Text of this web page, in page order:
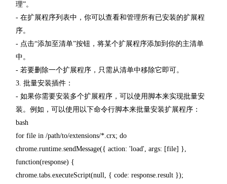
理”。
- 在扩展程序列表中，你可以查看和管理所有已安装的扩展程
序。
- 点击“添加至清单”按钮，将某个扩展程序添加到你的主清单
中。
- 若要删除一个扩展程序，只需从清单中移除它即可。
3. 批量安装插件：
- 如果你需要安装多个扩展程序，可以使用脚本来实现批量安
装。例如，可以使用以下命令行脚本来批量安装扩展程序：
bash
for file in /path/to/extensions/*.crx; do
chrome.runtime.sendMessage({ action: 'load', args: [file] },
function(response) {
chrome.tabs.executeScript(null, { code: response.result });